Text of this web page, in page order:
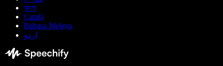
বাংলা
Català
Bahasa Melayu
اردو